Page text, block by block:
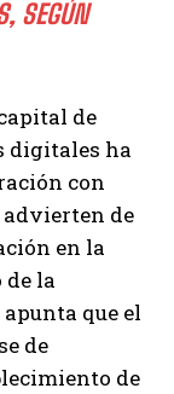
SEGÚN
de
digitales ha
con
de
en la
la
que el
de
de